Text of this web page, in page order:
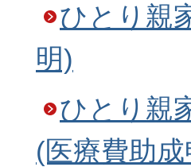
ひとり親
明)
ひとり親
(医療費助